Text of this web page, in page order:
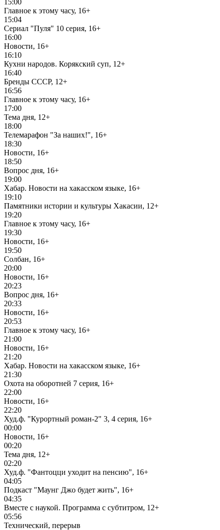
15:00
Главное к этому часу, 16+
15:04
Сериал "Пуля" 10 серия, 16+
16:00
Новости, 16+
16:10
Кухни народов. Корякский суп, 12+
16:40
Бренды СССР, 12+
16:56
Главное к этому часу, 16+
17:00
Тема дня, 12+
18:00
Телемарафон "За наших!", 16+
18:30
Новости, 16+
18:50
Вопрос дня, 16+
19:00
Хабар. Новости на хакасском языке, 16+
19:10
Памятники истории и культуры Хакасии, 12+
19:20
Главное к этому часу, 16+
19:30
Новости, 16+
19:50
Солбан, 16+
20:00
Новости, 16+
20:23
Вопрос дня, 16+
20:33
Новости, 16+
20:53
Главное к этому часу, 16+
21:00
Новости, 16+
21:20
Хабар. Новости на хакасском языке, 16+
21:30
Охота на оборотней 7 серия, 16+
22:00
Новости, 16+
22:20
Худ.ф. "Курортный роман-2" 3, 4 серия, 16+
00:00
Новости, 16+
00:20
Тема дня, 12+
02:20
Худ.ф. "Фантоцци уходит на пенсию", 16+
04:05
Подкаст "Маунг Джо будет жить", 16+
04:35
Вместе с наукой. Программа с субтитром, 12+
05:56
Технический, перерыв